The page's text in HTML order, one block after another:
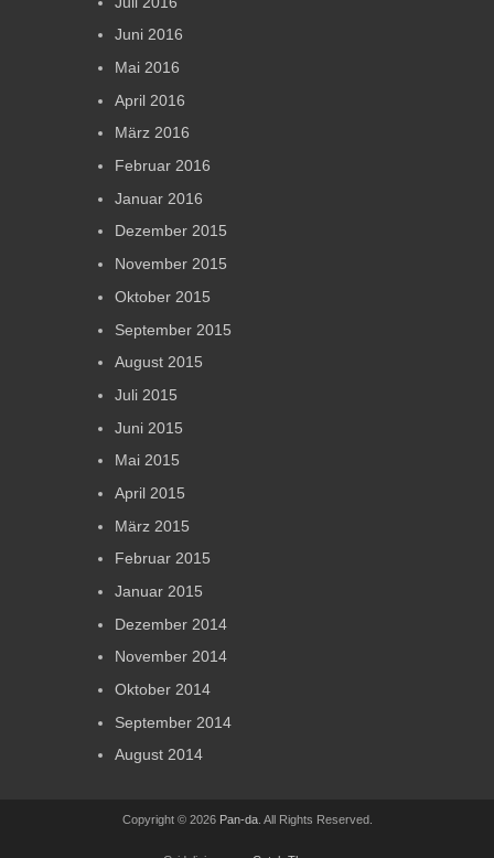
Juni 2016
Mai 2016
April 2016
März 2016
Februar 2016
Januar 2016
Dezember 2015
November 2015
Oktober 2015
September 2015
August 2015
Juli 2015
Juni 2015
Mai 2015
April 2015
März 2015
Februar 2015
Januar 2015
Dezember 2014
November 2014
Oktober 2014
September 2014
August 2014
Copyright © 2026 Pan-da. All Rights Reserved.